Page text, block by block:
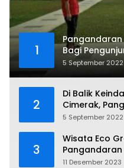
1
Bagi
5 September 2022
2
Di Balik
Cimerak,
5 September 2022
3
Wisata Eco
Pangandaran
11 Desember 2023